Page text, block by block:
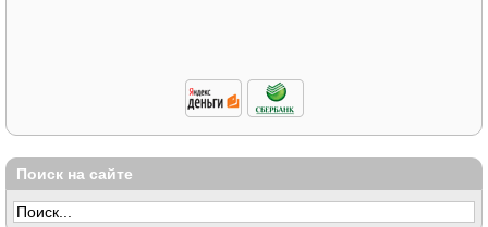
Поиск на сайте